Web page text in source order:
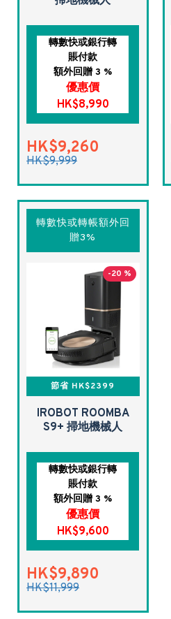
轉數快或銀行轉
賬付款
額外回贈 3 %
優惠價
HK$8,990
HK$9,260
HK$9,999
轉數快或轉帳額外回
贈3%
-20 %
節省 HK$2399
IROBOT ROOMBA
S9+ 掃地機械人
轉數快或銀行轉
賬付款
額外回贈 3 %
優惠價
HK$9,600
HK$9,890
HK$11,999